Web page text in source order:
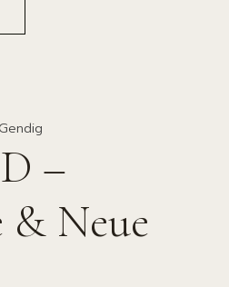
Gendig
–
Neue